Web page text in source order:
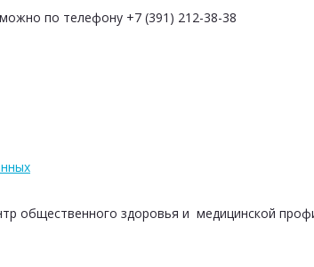
по телефону +7 (391) 212-38-38
общественного здоровья и медицинской